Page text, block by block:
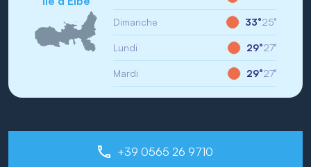
Dimanche 33°25°
Lundi 29°27°
Mardi 29°27°
+39 0565 26 9710